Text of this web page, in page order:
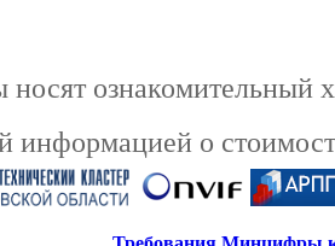
ознакомительный
информацией о